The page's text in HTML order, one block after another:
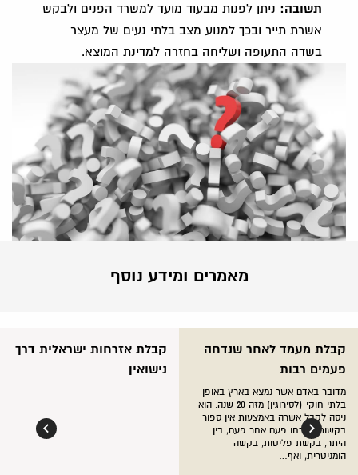
תשובה: ניתן לפנות מבעוד מועד למשרד הפנים ולבקש
אשרת תייר ובכך למנוע מצב בלתי נעים של מעצר
בשדה התעופה ושליחה בחזרה למדינת המוצא.
מאמרים ומידע נוסף
קבלת מעמד לאחר שנדחה
פעמים רבות
מדובר באדם אשר נמצא בארץ באופן
בלתי חוקי (לסירוגין) מזה 20 שנה. הוא
ניסה לקבל אשרה באמצעות אין ספור
בקשות שנדחו פעם אחר פעם, בין
היתר, בקשת פליטות, בקשה
הומניטרית, ואף…
קבלת אזרחות ישראלית דרך
נישואין